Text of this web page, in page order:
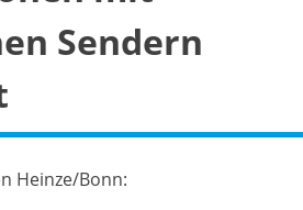
Sendern
Heinze/Bonn: